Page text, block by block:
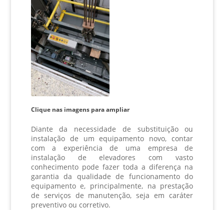
Clique nas imagens para ampliar
Diante da necessidade de substituição ou
instalação de um equipamento novo, contar
com a experiência de uma empresa de
instalação de elevadores com vasto
conhecimento pode fazer toda a diferença na
garantia da qualidade de funcionamento do
equipamento e, principalmente, na prestação
de serviços de manutenção, seja em caráter
preventivo ou corretivo.